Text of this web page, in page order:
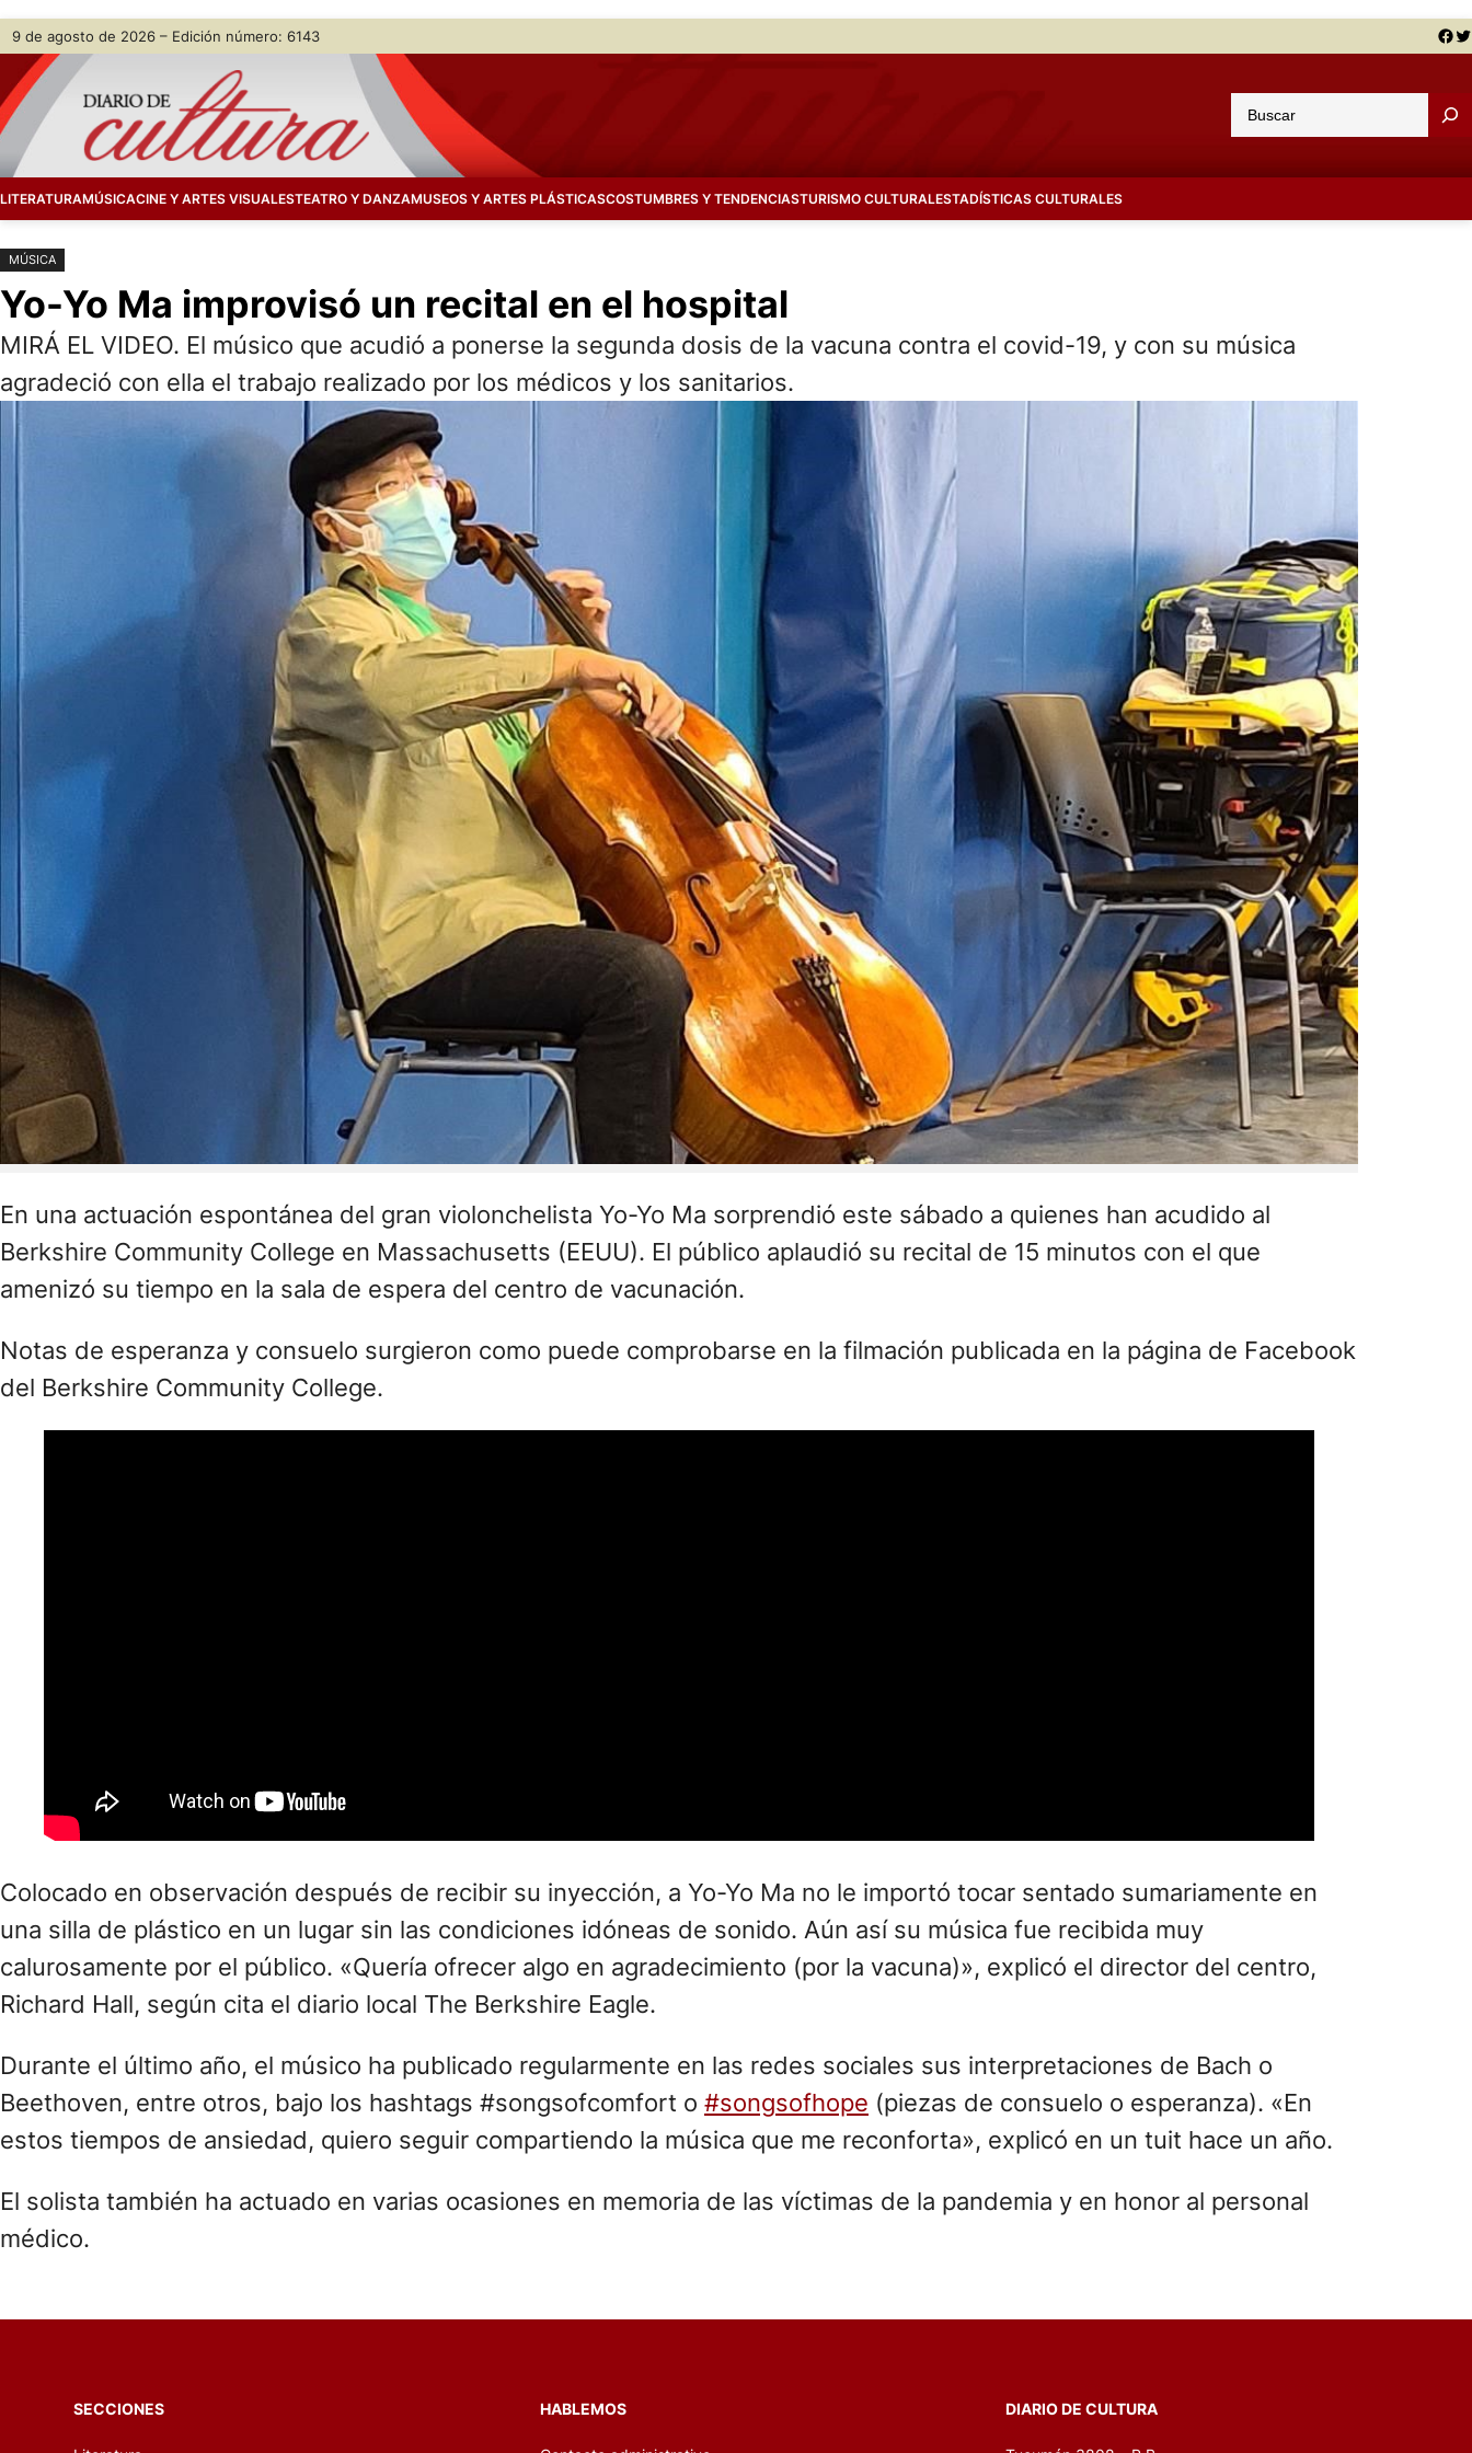
Saltar
contenido
Skip
content
9 de agosto de 2026 – Edición número: 6143 Facebook Twitter
u
a
LITERATURAMÚSICACINE Y ARTES VISUALESTEATRO Y DANZAMUSEOS Y ARTES PLÁSTICASCOSTUMBRES Y TENDENCIASTURISMO CULTURALESTADÍSTICAS CULTURALES
MÚSICA
Yo-Yo Ma improvisó un recital en el hospital
MIRÁ EL VIDEO. El músico que acudió a ponerse la segunda dosis de la vacuna contra el covid-19, y con su música
agradeció con ella el trabajo realizado por los médicos y los sanitarios.
En una actuación espontánea del gran violonchelista Yo-Yo Ma sorprendió este sábado a quienes han acudido al
Berkshire Community College en Massachusetts (EEUU). El público aplaudió su recital de 15 minutos con el que
amenizó su tiempo en la sala de espera del centro de vacunación.
Notas de esperanza y consuelo surgieron como puede comprobarse en la filmación publicada en la página de Facebook
del Berkshire Community College.
Colocado en observación después de recibir su inyección, a Yo-Yo Ma no le importó tocar sentado sumariamente en
una silla de plástico en un lugar sin las condiciones idóneas de sonido. Aún así su música fue recibida muy
calurosamente por el público. «Quería ofrecer algo en agradecimiento (por la vacuna)», explicó el director del centro,
Richard Hall, según cita el diario local The Berkshire Eagle.
Durante el último año, el músico ha publicado regularmente en las redes sociales sus interpretaciones de Bach o
Beethoven, entre otros, bajo los hashtags #songsofcomfort o #songsofhope (piezas de consuelo o esperanza). «En
estos tiempos de ansiedad, quiero seguir compartiendo la música que me reconforta», explicó en un tuit hace un año.
El solista también ha actuado en varias ocasiones en memoria de las víctimas de la pandemia y en honor al personal
médico.
SECCIONES HABLEMOS DIARIO DE CULTURA